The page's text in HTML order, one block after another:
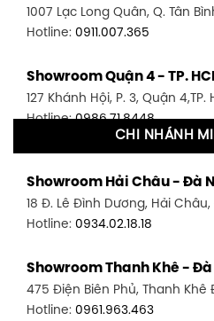
1007 Lạc Long Quân, Q. Tân
Hotline: 0911.007.365
Showroom Quận 4 - TP.
127 Khánh Hội, P. 3, Quận 4,TP.
Hotline:0986.71.8448
1411 Đường 3/2, P. 16, Quận 11,
Hotline:0906.256.759
1448 Huỳnh Tấn Phát, Phú
Hotline:0946.480.580
CHI NHÁNH
Showroom Hải Châu - Đà
18 Đ. Lê Đình Dương, Hải
Hotline: 0934.02.18.18
Showroom Thanh Khê -
475 Điện Biên Phủ, Thanh
Hotline: 0961.963.463